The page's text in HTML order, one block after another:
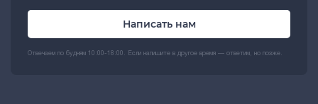
Написать нам
Отвечаем по будням 10:00-18:00. Если напишите в другое время — ответим, но позже.